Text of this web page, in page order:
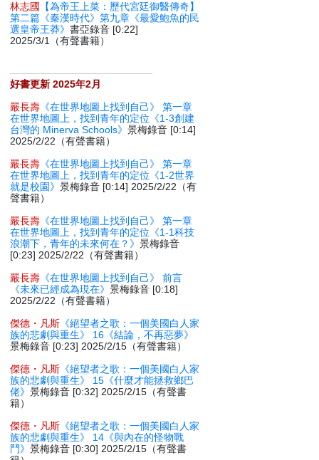
林志國
【為帝王上菜：歷代宮廷御醫傳奇】
第二篇《秦漢時代》第九章《最愛鮑魚的民
選皇帝王莽》書亞錄音 [0:22]
2025/3/1（有聲書籍）
好書更新 2025年2月
嚴長壽 《在世界地圖上找到自己》 第一章
在世界地圖上，找到青年的定位《1-3創建
台灣的 Minerva Schools》景梅錄音 [0:14]
2025/2/22（有聲書籍）
嚴長壽 《在世界地圖上找到自己》 第一章
在世界地圖上，找到青年的定位《1-2世界
就是校園》景梅錄音 [0:14] 2025/2/22（有
聲書籍）
嚴長壽 《在世界地圖上找到自己》 第一章
在世界地圖上，找到青年的定位《1-1科技
浪潮下，青年的未來何在？》景梅錄音
[0:23] 2025/2/22（有聲書籍）
嚴長壽 《在世界地圖上找到自己》 前言
《未來已經成為現在》景梅錄音 [0:18]
2025/2/22（有聲書籍）
傑德・凡斯 《絕望者之歌：一個美國白人家
族的悲劇與重生》 16《結論，不再惡夢》
景梅錄音 [0:23] 2025/2/15（有聲書籍）
傑德・凡斯 《絕望者之歌：一個美國白人家
族的悲劇與重生》 15《什麼才能拯救鄉巴
佬》景梅錄音 [0:32] 2025/2/15（有聲書
籍）
傑德・凡斯 《絕望者之歌：一個美國白人家
族的悲劇與重生》 14《與內在的怪物戰
鬥》景梅錄音 [0:30] 2025/2/15（有聲書